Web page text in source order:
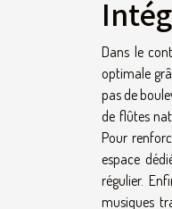
Dans le
optimale
pas de
de flûtes
Pour
espace
régulier.
musiques